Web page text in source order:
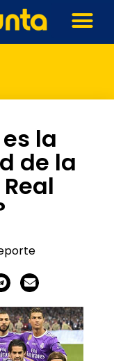
la
de la